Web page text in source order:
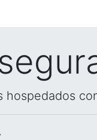
hospedados